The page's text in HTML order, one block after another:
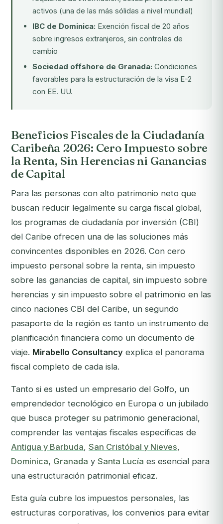
activos (una de las más sólidas a nivel mundial)
IBC de Dominica: Exención fiscal de 20 años
sobre ingresos extranjeros, sin controles de
cambio
Sociedad offshore de Granada: Condiciones
favorables para la estructuración de la visa E-2
con EE. UU.
Beneficios Fiscales de la Ciudadanía
Caribeña 2026: Cero Impuesto sobre
la Renta, Sin Herencias ni Ganancias
de Capital
Para las personas con alto patrimonio neto que
buscan reducir legalmente su carga fiscal global,
los programas de ciudadanía por inversión (CBI)
del Caribe ofrecen una de las soluciones más
convincentes disponibles en 2026. Con cero
impuesto personal sobre la renta, sin impuesto
sobre las ganancias de capital, sin impuesto sobre
herencias y sin impuesto sobre el patrimonio en las
cinco naciones CBI del Caribe, un segundo
pasaporte de la región es tanto un instrumento de
planificación financiera como un documento de
viaje. Mirabello Consultancy explica el panorama
fiscal completo de cada isla.
Tanto si es usted un empresario del Golfo, un
emprendedor tecnológico en Europa o un jubilado
que busca proteger su patrimonio generacional,
comprender las ventajas fiscales específicas de
Antigua y Barbuda, San Cristóbal y Nieves,
Dominica, Granada y Santa Lucía es esencial para
una estructuración patrimonial eficaz.
Esta guía cubre los impuestos personales, las
estructuras corporativas, los convenios para evitar